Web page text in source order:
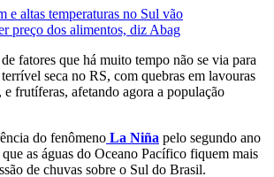
e altas temperaturas no Sul vão
preço dos alimentos, diz Abag
fatores que há muito tempo não se via para
terrível seca no RS, com quebras em lavouras
frutíferas, afetando agora a população
do fenômeno La Niña pelo segundo ano
as águas do Oceano Pacífico fiquem mais
de chuvas sobre o Sul do Brasil.